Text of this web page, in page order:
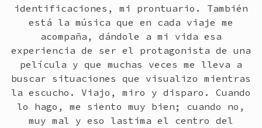
identificaciones, mi prontuario. También
está la música que en cada viaje me
acompaña, dándole a mi vida esa
experiencia de ser el protagonista de una
película y que muchas veces me lleva a
buscar situaciones que visualizo mientras
la escucho. Viajo, miro y disparo. Cuando
lo hago, me siento muy bien; cuando no,
muy mal y eso lastima el centro del